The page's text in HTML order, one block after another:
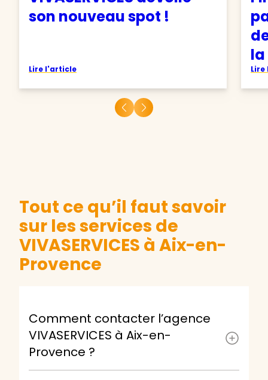
son nouveau spot !
Lire l'article
la
Tout ce qu’il faut savoir
sur les services de
VIVASERVICES à Aix-en-
Provence
Comment contacter l’agence
VIVASERVICES à Aix-en-
Provence ?